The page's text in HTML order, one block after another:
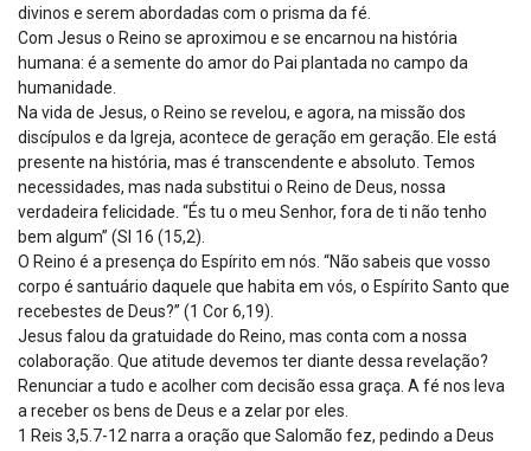
divinos e serem abordadas com o prisma da fé.
Com Jesus o Reino se aproximou e se encarnou na história
humana: é a semente do amor do Pai plantada no campo da
humanidade.
Na vida de Jesus, o Reino se revelou, e agora, na missão dos
discípulos e da Igreja, acontece de geração em geração. Ele está
presente na história, mas é transcendente e absoluto. Temos
necessidades, mas nada substitui o Reino de Deus, nossa
verdadeira felicidade. “És tu o meu Senhor, fora de ti não tenho
bem algum” (Sl 16 (15,2).
O Reino é a presença do Espírito em nós. “Não sabeis que vosso
corpo é santuário daquele que habita em vós, o Espírito Santo que
recebestes de Deus?” (1 Cor 6,19).
Jesus falou da gratuidade do Reino, mas conta com a nossa
colaboração. Que atitude devemos ter diante dessa revelação?
Renunciar a tudo e acolher com decisão essa graça. A fé nos leva
a receber os bens de Deus e a zelar por eles.
1 Reis 3,5.7-12 narra a oração que Salomão fez, pedindo a Deus